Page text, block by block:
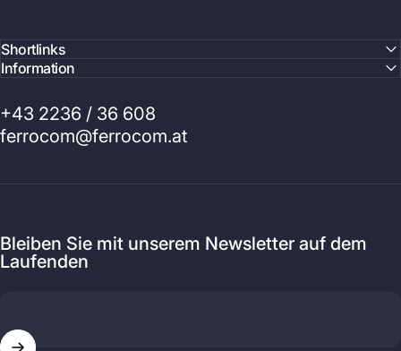
Shortlinks
Information
+43 2236 / 36 608
ferrocom@ferrocom.at
Bleiben Sie mit unserem Newsletter auf dem
Laufenden